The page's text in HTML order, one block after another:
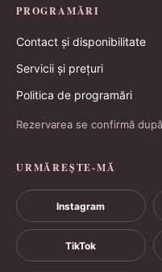
PROGRAMĂRI
Contact și disponibilitate
Servicii și prețuri
Politica de programări
Rezervarea se confirmă
URMĂREȘTE-MĂ
Instagram
TikTok